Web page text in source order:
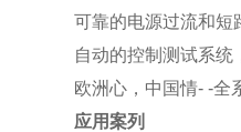
可靠的电源过流和短
自动的控制测试系统
欧洲心，中国情- -全
应用案列